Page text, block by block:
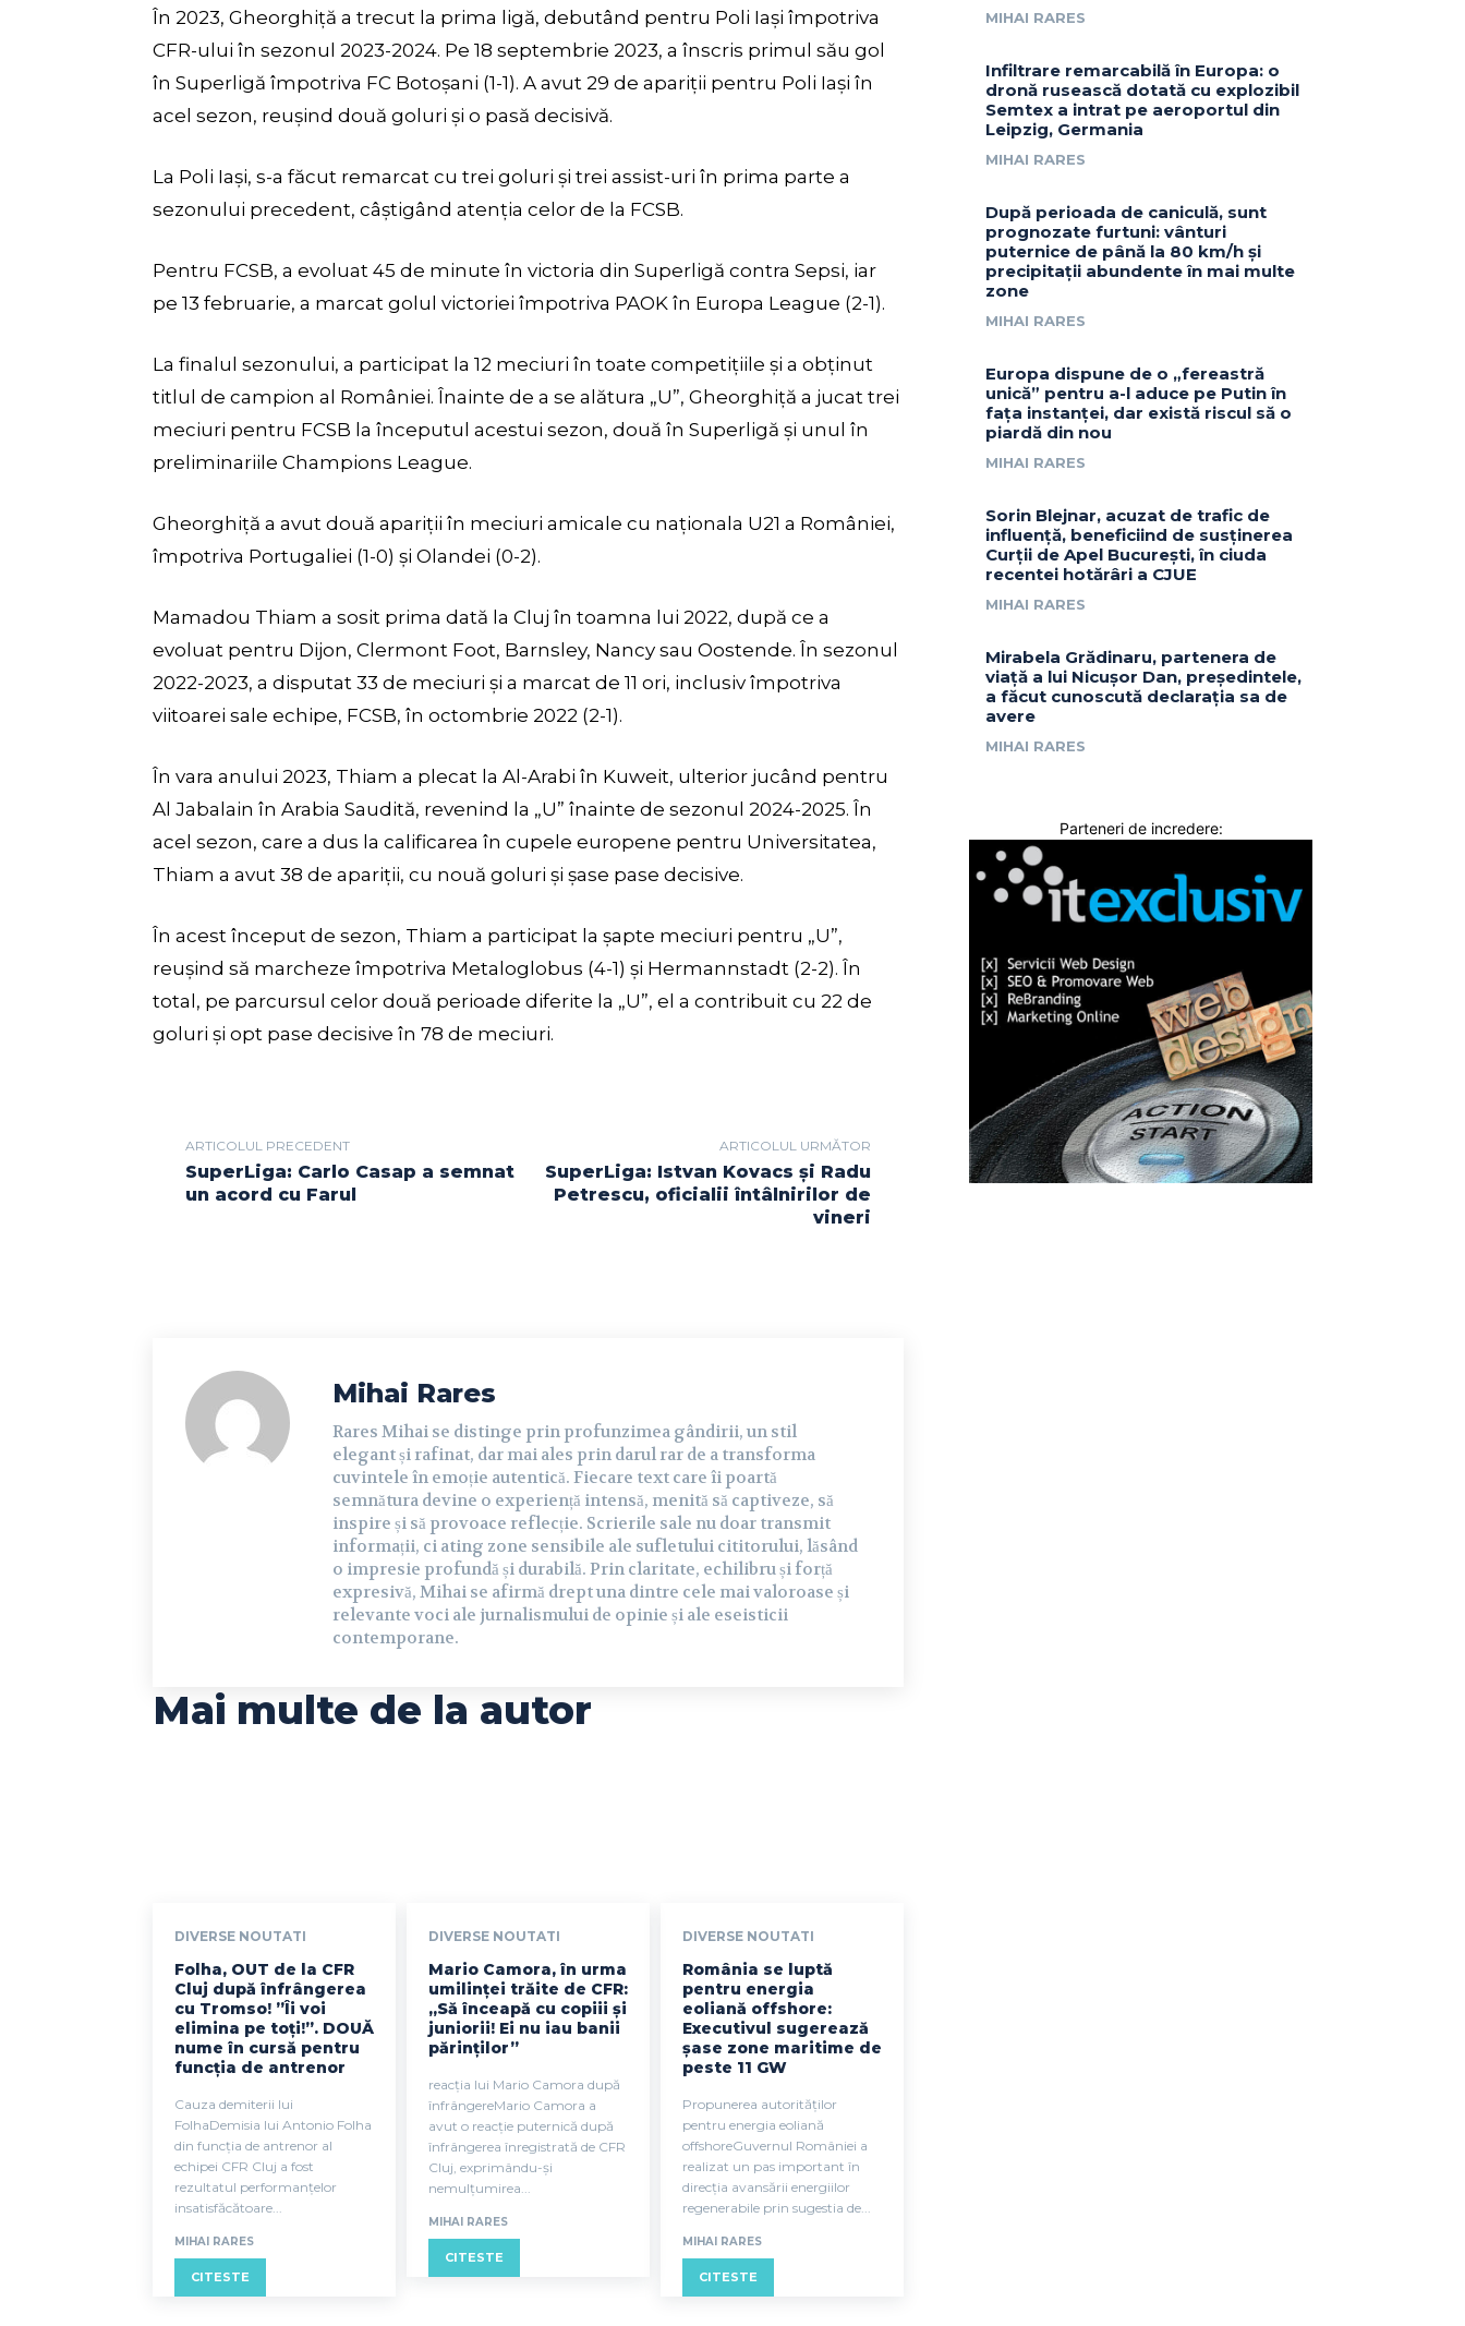
În 2023, Gheorghiță a trecut la prima ligă, debutând pentru Poli Iași împotriva
CFR-ului în sezonul 2023-2024. Pe 18 septembrie 2023, a înscris primul său gol
în Superligă împotriva FC Botoșani (1-1). A avut 29 de apariții pentru Poli Iași în
acel sezon, reușind două goluri și o pasă decisivă.
La Poli Iași, s-a făcut remarcat cu trei goluri și trei assist-uri în prima parte a
sezonului precedent, câștigând atenția celor de la FCSB.
Pentru FCSB, a evoluat 45 de minute în victoria din Superligă contra Sepsi, iar
pe 13 februarie, a marcat golul victoriei împotriva PAOK în Europa League (2-1).
La finalul sezonului, a participat la 12 meciuri în toate competițiile și a obținut
titlul de campion al României. Înainte de a se alătura „U”, Gheorghiță a jucat trei
meciuri pentru FCSB la începutul acestui sezon, două în Superligă și unul în
preliminariile Champions League.
Gheorghiță a avut două apariții în meciuri amicale cu naționala U21 a României,
împotriva Portugaliei (1-0) și Olandei (0-2).
Mamadou Thiam a sosit prima dată la Cluj în toamna lui 2022, după ce a
evoluat pentru Dijon, Clermont Foot, Barnsley, Nancy sau Oostende. În sezonul
2022-2023, a disputat 33 de meciuri și a marcat de 11 ori, inclusiv împotriva
viitoarei sale echipe, FCSB, în octombrie 2022 (2-1).
În vara anului 2023, Thiam a plecat la Al-Arabi în Kuweit, ulterior jucând pentru
Al Jabalain în Arabia Saudită, revenind la „U” înainte de sezonul 2024-2025. În
acel sezon, care a dus la calificarea în cupele europene pentru Universitatea,
Thiam a avut 38 de apariții, cu nouă goluri și șase pase decisive.
În acest început de sezon, Thiam a participat la șapte meciuri pentru „U”,
reușind să marcheze împotriva Metaloglobus (4-1) și Hermannstadt (2-2). În
total, pe parcursul celor două perioade diferite la „U”, el a contribuit cu 22 de
goluri și opt pase decisive în 78 de meciuri.
ARTICOLUL PRECEDENT
SuperLiga: Carlo Casap a semnat
un acord cu Farul
ARTICOLUL URMĂTOR
SuperLiga: Istvan Kovacs și Radu
Petrescu, oficialii întâlnirilor de
vineri
Mihai Rares
Rares Mihai se distinge prin profunzimea gândirii, un stil
elegant și rafinat, dar mai ales prin darul rar de a transforma
cuvintele în emoție autentică. Fiecare text care îi poartă
semnătura devine o experiență intensă, menită să captiveze, să
inspire și să provoace reflecție. Scrierile sale nu doar transmit
informații, ci ating zone sensibile ale sufletului cititorului, lăsând
o impresie profundă și durabilă. Prin claritate, echilibru și forță
expresivă, Mihai se afirmă drept una dintre cele mai valoroase și
relevante voci ale jurnalismului de opinie și ale eseisticii
contemporane.
Mai multe de la autor
DIVERSE NOUTATI
Folha, OUT de la CFR
Cluj după înfrângerea
cu Tromso! ”Îi voi
elimina pe toți!”. DOUĂ
nume în cursă pentru
funcția de antrenor
Cauza demiterii lui
FolhaDemisia lui Antonio Folha
din funcția de antrenor al
echipei CFR Cluj a fost
rezultatul performanțelor
insatisfăcătoare...
MIHAI RARES
CITESTE
DIVERSE NOUTATI
Mario Camora, în urma
umilinței trăite de CFR:
„Să înceapă cu copiii și
juniorii! Ei nu iau banii
părinților”
reacția lui Mario Camora după
înfrângereMario Camora a
avut o reacție puternică după
înfrângerea înregistrată de CFR
Cluj, exprimându-și
nemulțumirea...
MIHAI RARES
CITESTE
DIVERSE NOUTATI
România se luptă
pentru energia
eoliană offshore:
Executivul sugerează
șase zone maritime de
peste 11 GW
Propunerea autorităților
pentru energia eoliană
offshoreGuvernul României a
realizat un pas important în
direcția avansării energiilor
regenerabile prin sugestia de...
MIHAI RARES
CITESTE
MIHAI RARES
Infiltrare remarcabilă în Europa: o
dronă rusească dotată cu explozibil
Semtex a intrat pe aeroportul din
Leipzig, Germania
MIHAI RARES
După perioada de caniculă, sunt
prognozate furtuni: vânturi
puternice de până la 80 km/h și
precipitații abundente în mai multe
zone
MIHAI RARES
Europa dispune de o „fereastră
unică” pentru a-l aduce pe Putin în
fața instanței, dar există riscul să o
piardă din nou
MIHAI RARES
Sorin Blejnar, acuzat de trafic de
influență, beneficiind de susținerea
Curții de Apel București, în ciuda
recentei hotărâri a CJUE
MIHAI RARES
Mirabela Grădinaru, partenera de
viață a lui Nicușor Dan, președintele,
a făcut cunoscută declarația sa de
avere
MIHAI RARES
Parteneri de incredere: